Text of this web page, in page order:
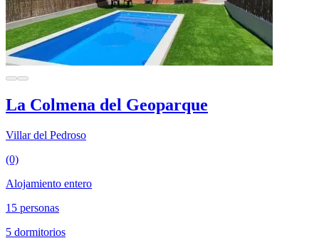
La Colmena del Geoparque
Villar del Pedroso
(0)
Alojamiento entero
15 personas
5 dormitorios